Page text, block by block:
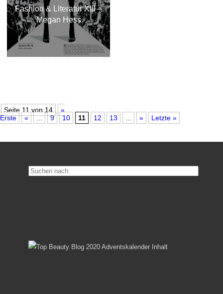
Fashion & Literatur XIII –
Megan Hess
Seite 11 von 14
«
Erste
« ... 9 10 11 12 13 » Letzte »